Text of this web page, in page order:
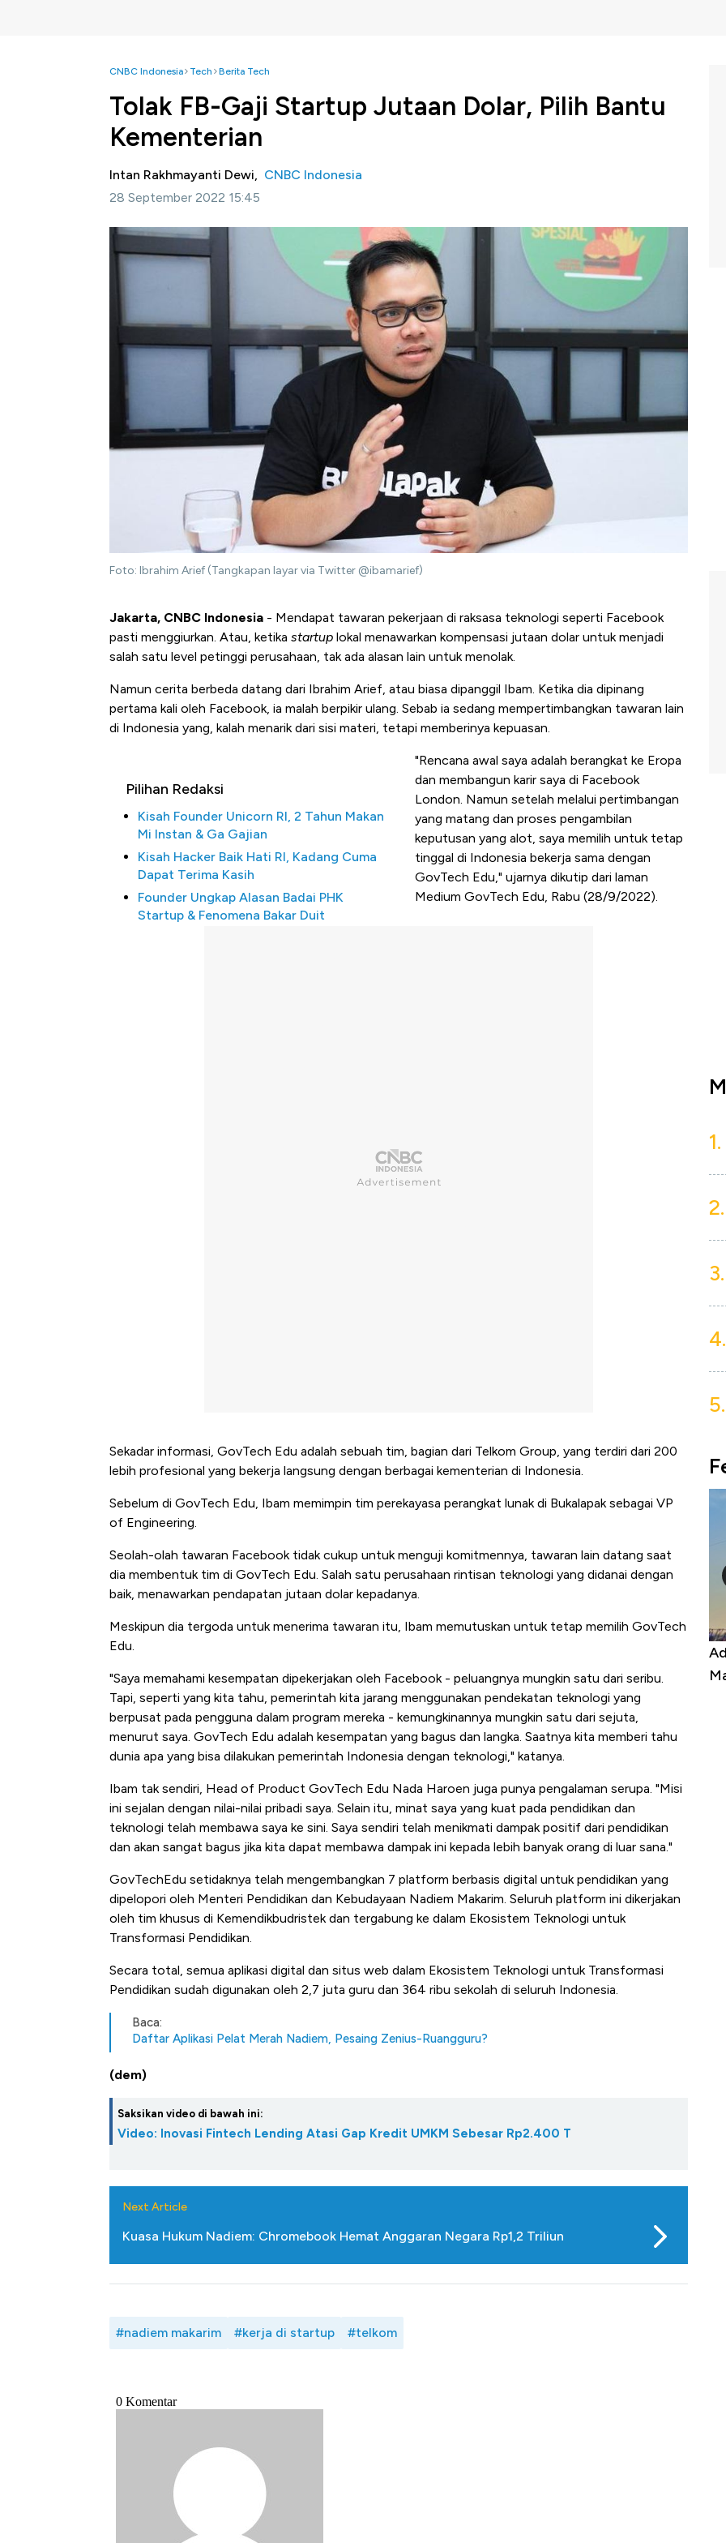
CNBC Indonesia Tech Berita Tech
Tolak FB-Gaji Startup Jutaan Dolar, Pilih Bantu
Kementerian
Intan Rakhmayanti Dewi, CNBC Indonesia
28 September 2022 15:45
Foto: Ibrahim Arief (Tangkapan layar via Twitter @ibamarief)
Jakarta, CNBC Indonesia - Mendapat tawaran pekerjaan di raksasa teknologi seperti Facebook
pasti menggiurkan. Atau, ketika startup lokal menawarkan kompensasi jutaan dolar untuk menjadi
salah satu level petinggi perusahaan, tak ada alasan lain untuk menolak.
Namun cerita berbeda datang dari Ibrahim Arief, atau biasa dipanggil Ibam. Ketika dia dipinang
pertama kali oleh Facebook, ia malah berpikir ulang. Sebab ia sedang mempertimbangkan tawaran lain
di Indonesia yang, kalah menarik dari sisi materi, tetapi memberinya kepuasan.
Pilihan Redaksi
Kisah Founder Unicorn RI, 2 Tahun Makan
Mi Instan & Ga Gajian
Kisah Hacker Baik Hati RI, Kadang Cuma
Dapat Terima Kasih
Founder Ungkap Alasan Badai PHK
Startup & Fenomena Bakar Duit
"Rencana awal saya adalah berangkat ke Eropa
dan membangun karir saya di Facebook
London. Namun setelah melalui pertimbangan
yang matang dan proses pengambilan
keputusan yang alot, saya memilih untuk tetap
tinggal di Indonesia bekerja sama dengan
GovTech Edu," ujarnya dikutip dari laman
Medium GovTech Edu, Rabu (28/9/2022).
Sekadar informasi, GovTech Edu adalah sebuah tim, bagian dari Telkom Group, yang terdiri dari 200
lebih profesional yang bekerja langsung dengan berbagai kementerian di Indonesia.
Sebelum di GovTech Edu, Ibam memimpin tim perekayasa perangkat lunak di Bukalapak sebagai VP
of Engineering.
Seolah-olah tawaran Facebook tidak cukup untuk menguji komitmennya, tawaran lain datang saat
dia membentuk tim di GovTech Edu. Salah satu perusahaan rintisan teknologi yang didanai dengan
baik, menawarkan pendapatan jutaan dolar kepadanya.
Meskipun dia tergoda untuk menerima tawaran itu, Ibam memutuskan untuk tetap memilih GovTech
Edu.
"Saya memahami kesempatan dipekerjakan oleh Facebook - peluangnya mungkin satu dari seribu.
Tapi, seperti yang kita tahu, pemerintah kita jarang menggunakan pendekatan teknologi yang
berpusat pada pengguna dalam program mereka - kemungkinannya mungkin satu dari sejuta,
menurut saya. GovTech Edu adalah kesempatan yang bagus dan langka. Saatnya kita memberi tahu
dunia apa yang bisa dilakukan pemerintah Indonesia dengan teknologi," katanya.
Ibam tak sendiri, Head of Product GovTech Edu Nada Haroen juga punya pengalaman serupa. "Misi
ini sejalan dengan nilai-nilai pribadi saya. Selain itu, minat saya yang kuat pada pendidikan dan
teknologi telah membawa saya ke sini. Saya sendiri telah menikmati dampak positif dari pendidikan
dan akan sangat bagus jika kita dapat membawa dampak ini kepada lebih banyak orang di luar sana."
GovTechEdu setidaknya telah mengembangkan 7 platform berbasis digital untuk pendidikan yang
dipelopori oleh Menteri Pendidikan dan Kebudayaan Nadiem Makarim. Seluruh platform ini dikerjakan
oleh tim khusus di Kemendikbudristek dan tergabung ke dalam Ekosistem Teknologi untuk
Transformasi Pendidikan.
Secara total, semua aplikasi digital dan situs web dalam Ekosistem Teknologi untuk Transformasi
Pendidikan sudah digunakan oleh 2,7 juta guru dan 364 ribu sekolah di seluruh Indonesia.
Baca:
Daftar Aplikasi Pelat Merah Nadiem, Pesaing Zenius-Ruangguru?
(dem)
Saksikan video di bawah ini:
Video: Inovasi Fintech Lending Atasi Gap Kredit UMKM Sebesar Rp2.400 T
Next Article
Kuasa Hukum Nadiem: Chromebook Hemat Anggaran Negara Rp1,2 Triliun
#nadiem makarim #kerja di startup #telkom
1.
2.
3.
4.
5.
Tembaga Terbang ke Zona Berbahaya